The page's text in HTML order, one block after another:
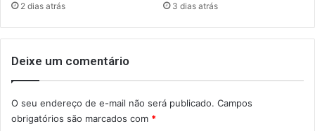
2 dias atrás 3 dias atrás
Deixe um comentário
O seu endereço de e-mail não será publicado. Campos
obrigatórios são marcados com *